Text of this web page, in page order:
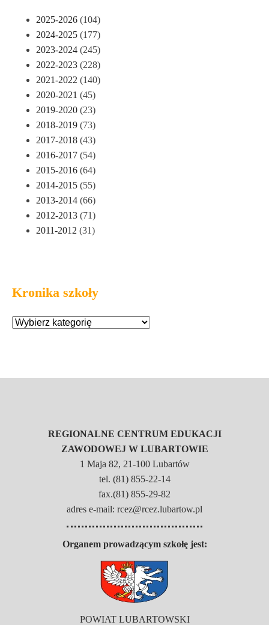
2025-2026 (104)
2024-2025 (177)
2023-2024 (245)
2022-2023 (228)
2021-2022 (140)
2020-2021 (45)
2019-2020 (23)
2018-2019 (73)
2017-2018 (43)
2016-2017 (54)
2015-2016 (64)
2014-2015 (55)
2013-2014 (66)
2012-2013 (71)
2011-2012 (31)
Kronika szkoły
REGIONALNE CENTRUM EDUKACJI
ZAWODOWEJ W LUBARTOWIE
1 Maja 82, 21-100 Lubartów
tel. (81) 855-22-14
fax.(81) 855-29-82
adres e-mail: rcez@rcez.lubartow.pl
Organem prowadzącym szkołę jest:
POWIAT LUBARTOWSKI